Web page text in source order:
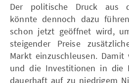
Der politische Druck aus
könnte dennoch dazu
schon jetzt geöffnet wird,
steigender Preise
Markt einzuschleusen.
und die Investitionen in die
dauerhaft auf zu niedrigem